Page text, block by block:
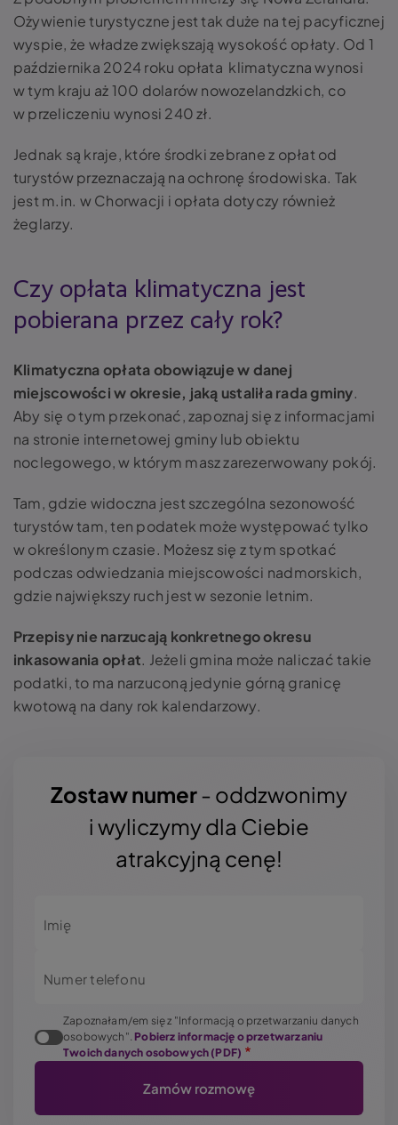
Ożywienie turystyczne jest tak duże na tej pacyficznej
wyspie, że władze zwiększają wysokość opłaty. Od 1
października 2024 roku opłata klimatyczna wynosi
w tym kraju aż 100 dolarów nowozelandzkich, co
w przeliczeniu wynosi 240 zł.
Jednak są kraje, które środki zebrane z opłat od
turystów przeznaczają na ochronę środowiska. Tak
jest m.in. w Chorwacji i opłata dotyczy również
żeglarzy.
Czy opłata klimatyczna jest
pobierana przez cały rok?
Klimatyczna opłata obowiązuje w danej
miejscowości w okresie, jaką ustaliła rada gminy.
Aby się o tym przekonać, zapoznaj się z informacjami
na stronie internetowej gminy lub obiektu
noclegowego, w którym masz zarezerwowany pokój.
Tam, gdzie widoczna jest szczególna sezonowość
turystów tam, ten podatek może występować tylko
w określonym czasie. Możesz się z tym spotkać
podczas odwiedzania miejscowości nadmorskich,
gdzie największy ruch jest w sezonie letnim.
Przepisy nie narzucają konkretnego okresu
inkasowania opłat. Jeżeli gmina może naliczać takie
podatki, to ma narzuconą jedynie górną granicę
kwotową na dany rok kalendarzowy.
Zostaw numer- oddzwonimy
i wyliczymy dla Ciebie
atrakcyjną cenę!
Imię
Numer telefonu
Zapoznałam/em się z "Informacją o przetwarzaniu danych
osobowych". Pobierz informację o przetwarzaniu
Twoich danych osobowych (PDF)